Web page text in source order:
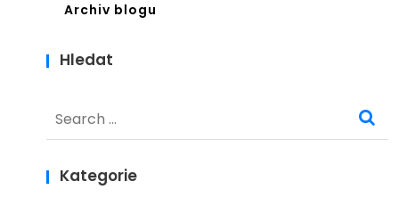
Archiv blogu
Hledat
for:
Kategorie